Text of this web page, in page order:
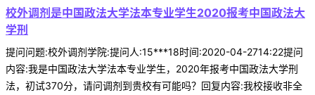
校外调剂是中国政法大学法本专业学生2020报考中国政法大
学刑
提问问题:校外调剂学院:提问人:15***18时间:2020-04-2714:22提问
内容:我是中国政法大学法本专业学生，2020年报考中国政法大学刑
法，初试370分，请问调剂到贵校有可能吗？回复内容:我校接收非全